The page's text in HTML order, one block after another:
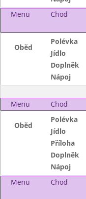
Menu
Chod
Oběd
Polévka
Jídlo
Doplněk
Nápoj
Menu Chod
Oběd
Polévka
Jídlo
Příloha
Doplněk
Nápoj
Menu
Chod